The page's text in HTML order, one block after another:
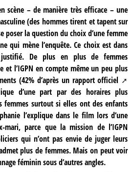
scène – de manière très efficace – une
(des hommes tirent et tapent sur
poser la question du choix d’une femme
qui mène l’enquête. Ce choix est dans
De plus en plus de femmes
et l’IGPN en compte même un peu plus
(42% d’après un rapport officiel
d’une part par des horaires plus
femmes surtout si elles ont des enfants
l’explique dans le film lors d’une
mari, parce que la mission de l’IGPN
qui n’ont pas envie de juger leurs
plus de femmes. Mais on peut voir
féminin sous d’autres angles.